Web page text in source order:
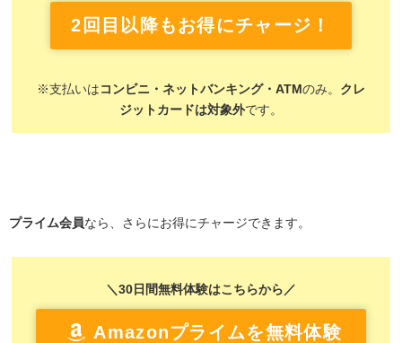
2回目以降もお得にチャージ！
※支払いは コンビニ・ネットバンキング・ATMのみ。 クレ
ジットカードは対象外です。
プライム会員なら、さらにお得にチャージできます。
＼30日間無料体験はこちらから／
Amazonプライムを無料体験